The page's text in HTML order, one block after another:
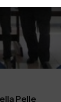
Pelle